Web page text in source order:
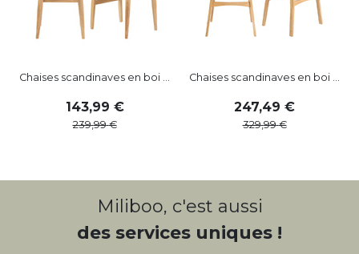
Chaises scandinaves en boi ...
143,99
239,99
Chaises scandinaves en boi ...
247,49
329,99
Miliboo, c'est aussi
des services uniques !